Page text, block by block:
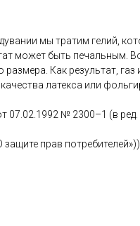
мы тра­тим ге­лий,
мо­жет быть пе­чаль­ным.
Как ре­зуль­тат,
ла­тек­са или
07.02.1992 № 2300–1 (в
прав